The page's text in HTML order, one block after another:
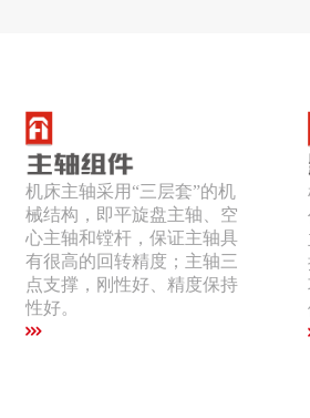
机床主轴采用“三层套”的机
械结构，即平旋盘主轴、空
心主轴和镗杆，保证主轴具
有很高的回转精度；主轴三
点支撑，刚性好、精度保持
性好。